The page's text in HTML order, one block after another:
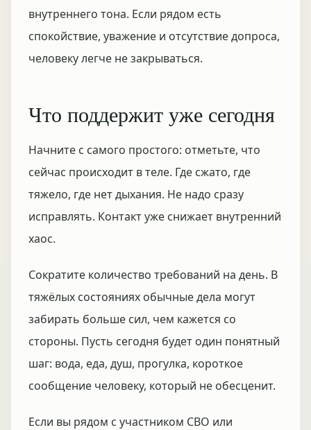
внутреннего тона. Если рядом есть
спокойствие, уважение и отсутствие допроса,
человеку легче не закрываться.
Что поддержит уже сегодня
Начните с самого простого: отметьте, что
сейчас происходит в теле. Где сжато, где
тяжело, где нет дыхания. Не надо сразу
исправлять. Контакт уже снижает внутренний
хаос.
Сократите количество требований на день. В
тяжёлых состояниях обычные дела могут
забирать больше сил, чем кажется со
стороны. Пусть сегодня будет один понятный
шаг: вода, еда, душ, прогулка, короткое
сообщение человеку, который не обесценит.
Если вы рядом с участником СВО или